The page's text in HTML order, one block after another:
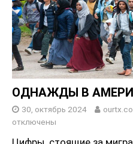
ОДНАЖДЫ В
30, октябрь 2024
отключены